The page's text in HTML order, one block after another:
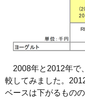
2008年と2012年で
較してみました。
ベースは下がるもの